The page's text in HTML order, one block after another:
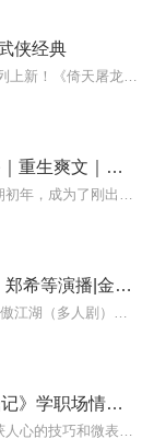
侠经典
【精品多播】重生鹿鼎做王爷｜重生爽文｜鹿鼎记韦小宝
鹿鼎记（多人剧版）|苏雨山、郑希等演播|金庸原著
微表情神探姜振宇：听《鹿鼎记》学职场情场读心术